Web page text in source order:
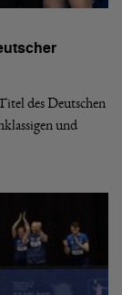
des Deutschen
und